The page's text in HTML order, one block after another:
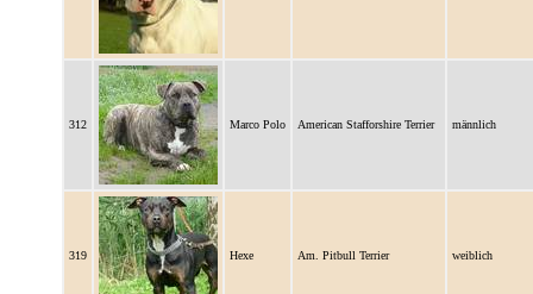
312 Marco Polo American Stafforshire Terrier männlich
319 Hexe Am. Pitbull Terrier weiblich